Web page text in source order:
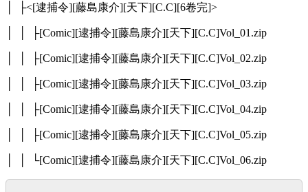
│ ├<[逮捕令][藤島康介][天下][C.C][6卷完]>
│ │ ├[Comic][逮捕令][藤島康介][天下][C.C]Vol_01.zip
│ │ ├[Comic][逮捕令][藤島康介][天下][C.C]Vol_02.zip
│ │ ├[Comic][逮捕令][藤島康介][天下][C.C]Vol_03.zip
│ │ ├[Comic][逮捕令][藤島康介][天下][C.C]Vol_04.zip
│ │ ├[Comic][逮捕令][藤島康介][天下][C.C]Vol_05.zip
│ │ └[Comic][逮捕令][藤島康介][天下][C.C]Vol_06.zip